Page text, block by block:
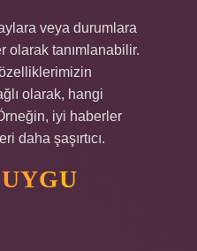
veya durumlara
olarak tanımlanabilir.
olarak, hangi
iyi haberler
daha şaşırtıcı.